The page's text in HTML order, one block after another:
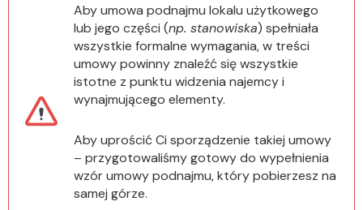
Aby umowa podnajmu lokalu użytkowego
lub jego części (np. stanowiska) spełniała
wszystkie formalne wymagania, w treści
umowy powinny znaleźć się wszystkie
istotne z punktu widzenia najemcy i
wynajmującego elementy.
Aby uprościć Ci sporządzenie takiej umowy
– przygotowaliśmy gotowy do wypełnienia
wzór umowy podnajmu, który pobierzesz na
samej górze.